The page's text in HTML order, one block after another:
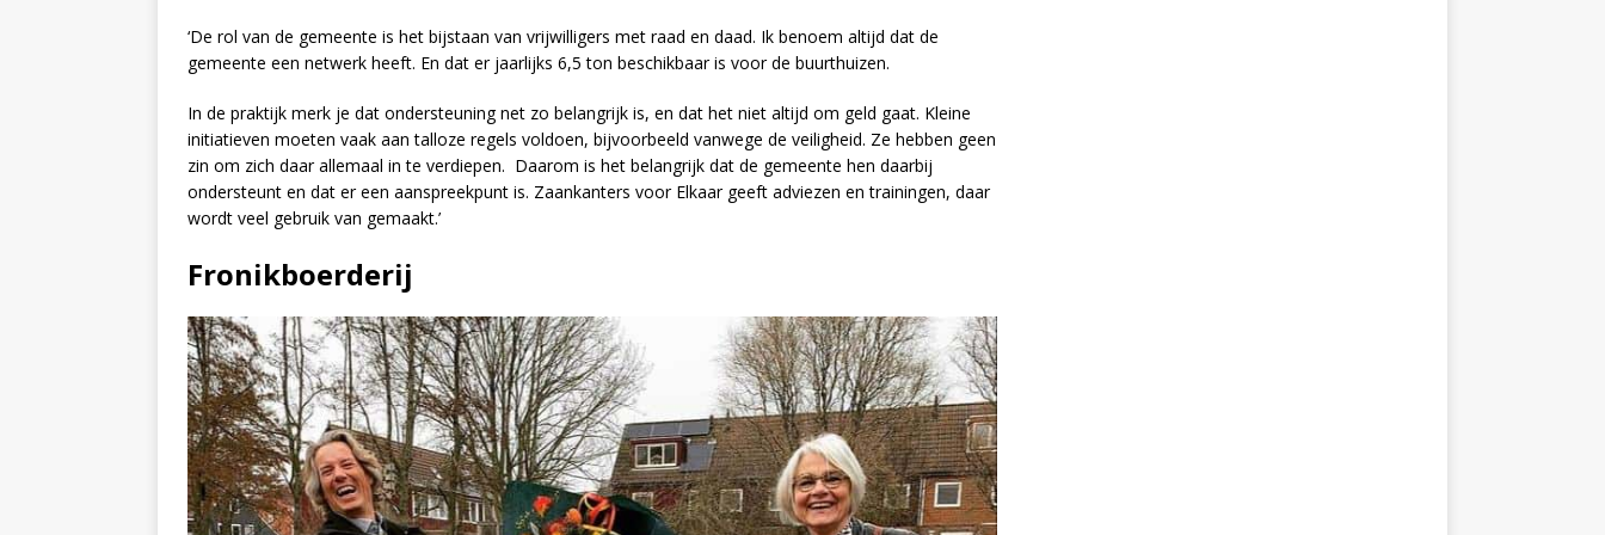
‘De rol van de gemeente is het bijstaan van vrijwilligers met raad en daad. Ik benoem altijd dat de
gemeente een netwerk heeft. En dat er jaarlijks 6,5 ton beschikbaar is voor de buurthuizen.
In de praktijk merk je dat ondersteuning net zo belangrijk is, en dat het niet altijd om geld gaat. Kleine
initiatieven moeten vaak aan talloze regels voldoen, bijvoorbeeld vanwege de veiligheid. Ze hebben geen
zin om zich daar allemaal in te verdiepen. Daarom is het belangrijk dat de gemeente hen daarbij
ondersteunt en dat er een aanspreekpunt is. Zaankanters voor Elkaar geeft adviezen en trainingen, daar
wordt veel gebruik van gemaakt.’
Fronikboerderij